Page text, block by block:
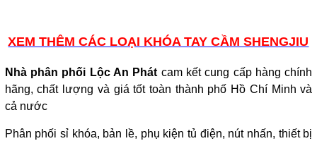
XEM THÊM CÁC LOẠI KHÓA TAY CẦM SHENGJIU
Nhà phân phối Lộc An Phát cam kết cung cấp hàng chính
hãng, chất lượng và giá tốt toàn thành phố Hồ Chí Minh và
cả nước
Phân phối sỉ khóa, bản lề, phụ kiện tủ điện, nút nhấn, thiết bị